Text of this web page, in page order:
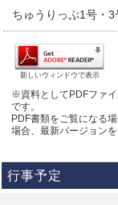
ちゅうりっぷ1号・3
新しいウィンドウで表示
※資料としてPDFファ
です。
PDF書類をご覧になる
場合、最新バージョンを
行事予定